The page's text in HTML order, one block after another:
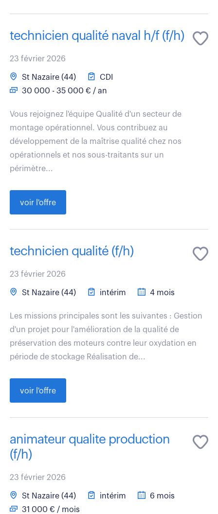
technicien qualité naval h/f (f/h)
23 février 2026
St Nazaire (44)
CDI
30 000 - 35 000 € / an
Vous rejoignez l'équipe Qualité d'un secteur de
montage opérationnel. Vous contribuez au
développement de la maîtrise qualité chez nos
opérationnels et nos sous-traitants sur un
périmètre...
voir l'offre
technicien qualité (f/h)
23 février 2026
St Nazaire (44) intérim 4 mois
Les missions principales sont les suivantes : Gestion
d'un projet pour l'amélioration de la qualité de
préservation des moteurs contre leur oxydation en
période de stockage Réalisation de...
voir l'offre
animateur qualite production
(f/h)
23 février 2026
St Nazaire (44) intérim
6 mois
31 000 € / mois